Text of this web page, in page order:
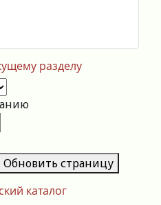
каталог
разделу
Обновить страницу